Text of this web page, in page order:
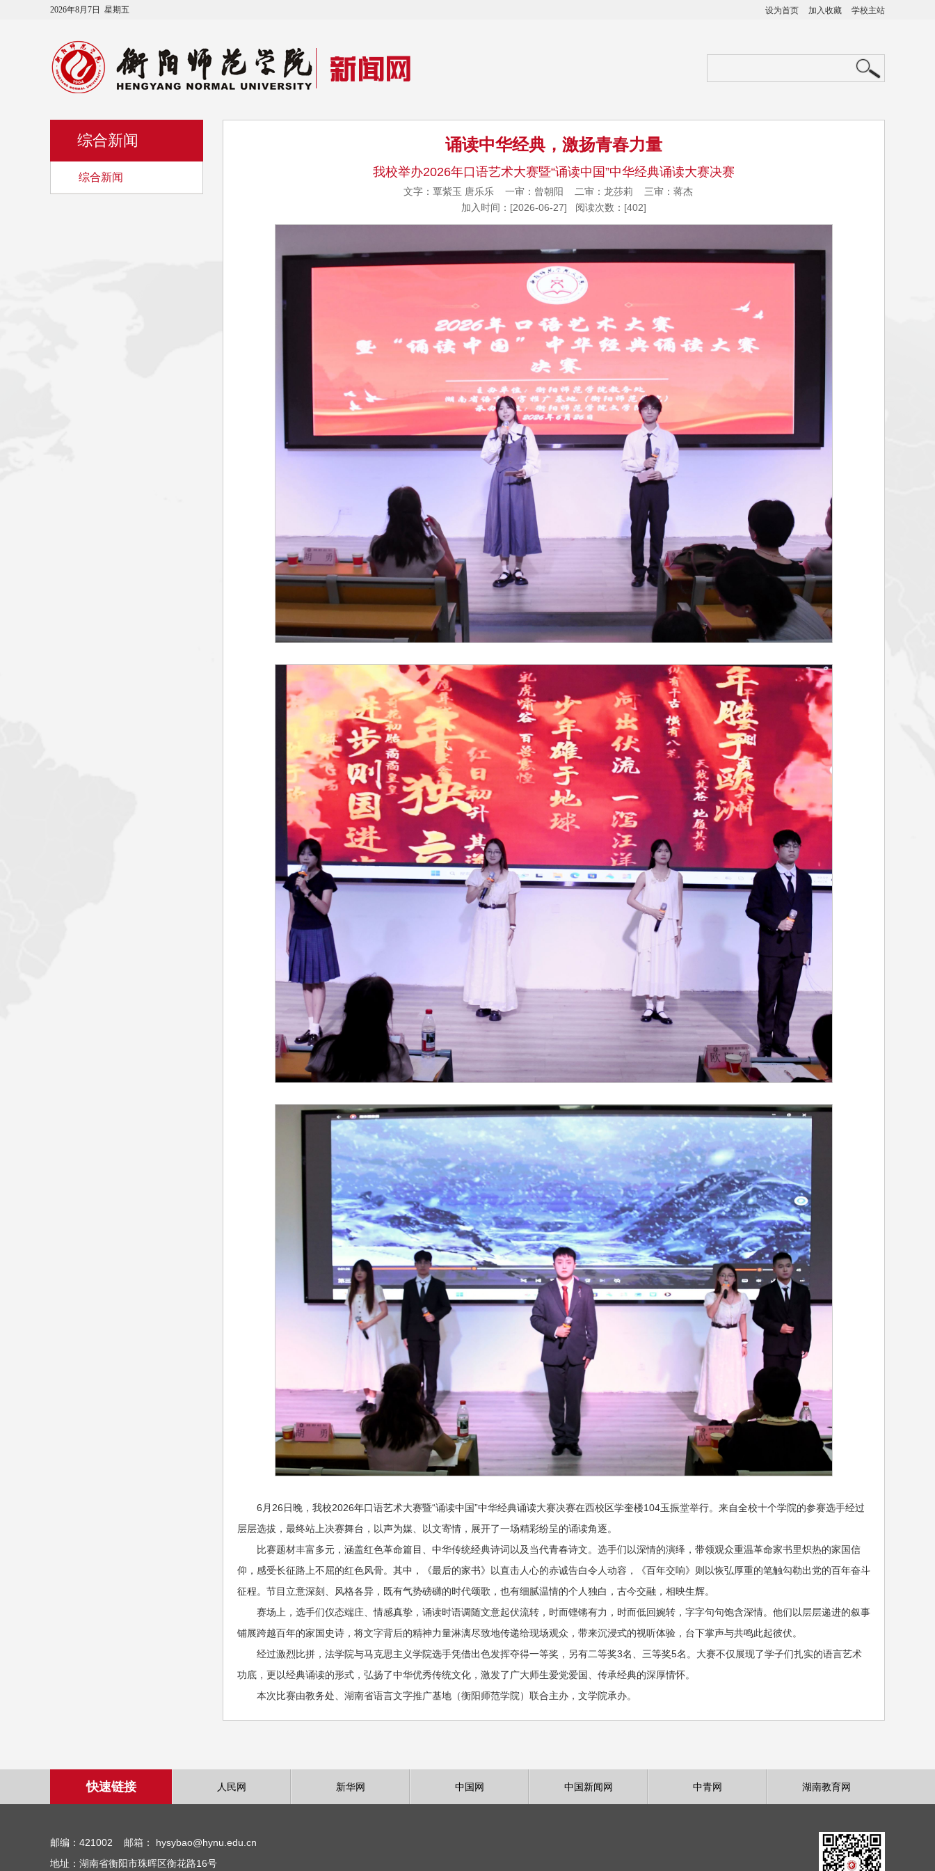
2026年8月7日 星期五 设为首页 加入收藏 学校主站
综合新闻
综合新闻
诵读中华经典，激扬青春力量
我校举办2026年口语艺术大赛暨“诵读中国”中华经典诵读大赛决赛
文字：覃紫玉 唐乐乐 一审：曾朝阳 二审：龙莎莉 三审：蒋杰
加入时间：[2026-06-27] 阅读次数：[402]
6月26日晚，我校2026年口语艺术大赛暨“诵读中国”中华经典诵读大赛决赛在西校区学奎楼104玉振堂举行。来自全校十个学院的参赛选手经过
层层选拔，最终站上决赛舞台，以声为媒、以文寄情，展开了一场精彩纷呈的诵读角逐。
比赛题材丰富多元，涵盖红色革命篇目、中华传统经典诗词以及当代青春诗文。选手们以深情的演绎，带领观众重温革命家书里炽热的家国信
仰，感受长征路上不屈的红色风骨。其中，《最后的家书》以直击人心的赤诚告白令人动容，《百年交响》则以恢弘厚重的笔触勾勒出党的百年奋斗
征程。节目立意深刻、风格各异，既有气势磅礴的时代颂歌，也有细腻温情的个人独白，古今交融，相映生辉。
赛场上，选手们仪态端庄、情感真挚，诵读时语调随文意起伏流转，时而铿锵有力，时而低回婉转，字字句句饱含深情。他们以层层递进的叙事
铺展跨越百年的家国史诗，将文字背后的精神力量淋漓尽致地传递给现场观众，带来沉浸式的视听体验，台下掌声与共鸣此起彼伏。
经过激烈比拼，法学院与马克思主义学院选手凭借出色发挥夺得一等奖，另有二等奖3名、三等奖5名。大赛不仅展现了学子们扎实的语言艺术
功底，更以经典诵读的形式，弘扬了中华优秀传统文化，激发了广大师生爱党爱国、传承经典的深厚情怀。
本次比赛由教务处、湖南省语言文字推广基地（衡阳师范学院）联合主办，文学院承办。
快速链接 人民网 新华网 中国网 中国新闻网 中青网 湖南教育网
邮编：421002 邮箱： hysybao@hynu.edu.cn
地址：湖南省衡阳市珠晖区衡花路16号